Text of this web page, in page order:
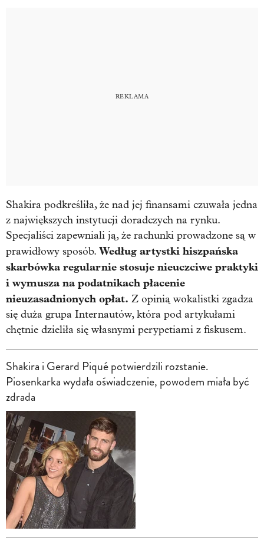
Shakira podkreśliła, że nad jej finansami czuwała jedna
z największych instytucji doradczych na rynku.
Specjaliści zapewniali ją, że rachunki prowadzone są w
prawidłowy sposób. Według artystki hiszpańska
skarbówka regularnie stosuje nieuczciwe praktyki
i wymusza na podatnikach płacenie
nieuzasadnionych opłat. Z opinią wokalistki zgadza
się duża grupa Internautów, która pod artykułami
chętnie dzieliła się własnymi perypetiami z fiskusem.
Shakira i Gerard Piqué potwierdzili rozstanie.
Piosenkarka wydała oświadczenie, powodem miała być
zdrada